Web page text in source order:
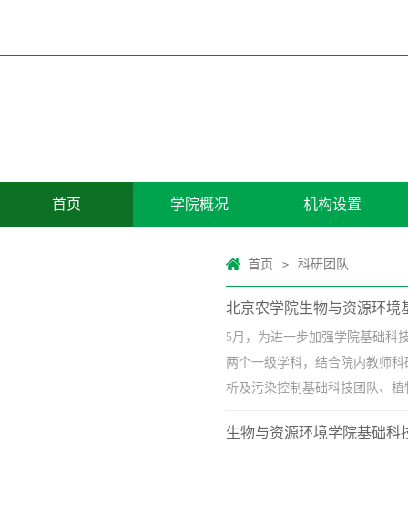
首页 学院概况 机构设置
首页 > 科研团队
北京农学院生物与资源环境
5月，为进一步加强学院基础科
两个一级学科，结合院内教师
析及污染控制基础科技团队、
生物与资源环境学院基础科